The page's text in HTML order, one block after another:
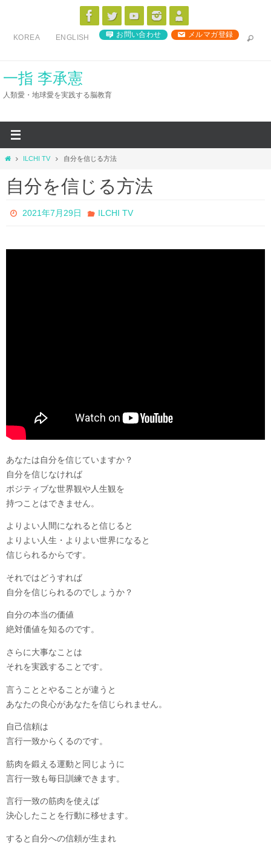
ス
KOREA ENGLISH お問い合わせ メルマガ登録
一指 李承憲
人類愛・地球愛を実践する脳教育
ホ
ム
ILCHI TV 自分を信じる方法
自分を信じる方法
2021年7月29日 ILCHI TV
あなたは自分を信じていますか？
自分を信じなければ
ポジティブな世界観や人生観を
持つことはできません。
よりよい人間になれると信じると
よりよい人生・よりよい世界になると
信じられるからです。
それではどうすれば
自分を信じられるのでしょうか？
自分の本当の価値
絶対価値を知るのです。
さらに大事なことは
それを実践することです。
言うこととやることが違うと
あなたの良心があなたを信じられません。
自己信頼は
言行一致からくるのです。
筋肉を鍛える運動と同じように
言行一致も毎日訓練できます。
言行一致の筋肉を使えば
決心したことを行動に移せます。
すると自分への信頼が生まれ